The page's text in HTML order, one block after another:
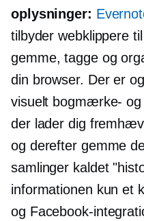
oplysninger:
tilbyder webklippere
gemme, tagge og
din browser. Der er
visuelt bogmærke- og
der lader dig
og derefter gemme
samlinger kaldet
informationen kun et
og Facebook-